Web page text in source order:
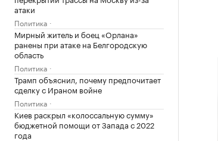
атаки
Политика
Мирный житель и боец «Орлана»
ранены при атаке на Белгородскую
область
Политика
Трамп объяснил, почему предпочитает
сделку с Ираном войне
Политика
Киев раскрыл «колоссальную сумму»
бюджетной помощи от Запада с 2022
года